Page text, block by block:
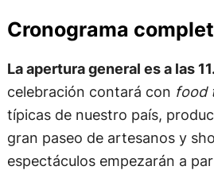
Cronograma
La apertura general es a las
celebración contará con food
típicas de nuestro país,
gran paseo de artesanos y
espectáculos empezarán a